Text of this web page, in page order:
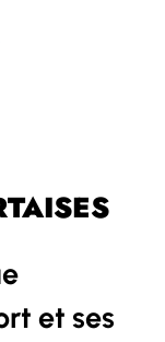
et ses